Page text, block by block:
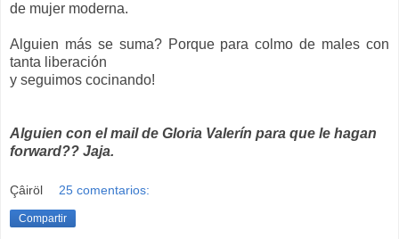
de mujer moderna.
Alguien más se suma? Porque para colmo de males con
tanta liberación
y seguimos cocinando!
Alguien con el mail de Gloria Valerín para que le hagan
forward?? Jaja.
Çâiröl 25 comentarios:
Compartir